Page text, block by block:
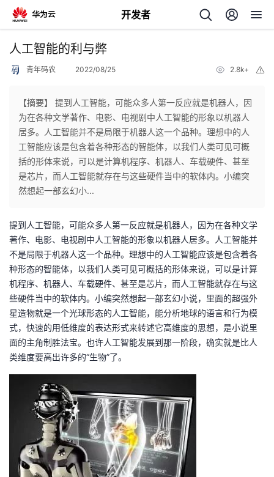
开发者
返
个
人
页
我
开
发
者
我
的
客
我
论
坛
的
圈
子
我
的
直
我
的
我
人工智能的利与弊
青年码农 2022/08/25 2.8k+
【摘要】 提到人工智能，可能众多人第一反应就是机器人，因
为在各种文学著作、电影、电视剧中人工智能的形象以机器人
居多。人工智能并不是局限于机器人这一个品种。理想中的人
工智能应该是包含着各种形态的智能体，以我们人类可见可概
括的形体来说，可以是计算机程序、机器人、车载硬件、甚至
是芯片，而人工智能就存在与这些硬件当中的软体内。小编突
然想起一部玄幻小...
提到人工智能，可能众多人第一反应就是机器人，因为在各种文学
著作、电影、电视剧中人工智能的形象以机器人居多。人工智能并
不是局限于机器人这一个品种。理想中的人工智能应该是包含着各
种形态的智能体，以我们人类可见可概括的形体来说，可以是计算
机程序、机器人、车载硬件、甚至是芯片，而人工智能就存在与这
些硬件当中的软体内。小编突然想起一部玄幻小说，里面的超强外
星造物就是一个光球形态的人工智能，能分析地球的语言和行为模
式，快速的用低维度的表达形式来转述它高维度的思想，是小说里
面的主角制胜法宝。也许人工智能发展到那一阶段，确实就是比人
类维度要高出许多的“生物”了。